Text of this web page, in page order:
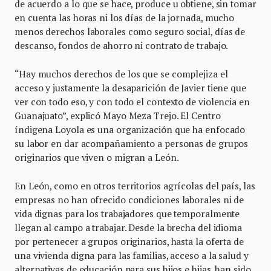
de acuerdo a lo que se hace, produce u obtiene, sin tomar
en cuenta las horas ni los días de la jornada, mucho
menos derechos laborales como seguro social, días de
descanso, fondos de ahorro ni contrato de trabajo.
“Hay muchos derechos de los que se complejiza el
acceso y justamente la desaparición de Javier tiene que
ver con todo eso, y con todo el contexto de violencia en
Guanajuato”, explicó Mayo Meza Trejo. El Centro
índigena Loyola es una organización que ha enfocado
su labor en dar acompañamiento a personas de grupos
originarios que viven o migran a León.
En León, como en otros territorios agrícolas del país, las
empresas no han ofrecido condiciones laborales ni de
vida dignas para los trabajadores que temporalmente
llegan al campo a trabajar. Desde la brecha del idioma
por pertenecer a grupos originarios, hasta la oferta de
una vivienda digna para las familias, acceso a la salud y